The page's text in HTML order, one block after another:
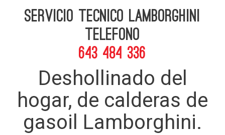
Servicio Tecnico Lamborghini
telefono
643 484 336
Deshollinado del
hogar, de calderas de
gasoil Lamborghini.